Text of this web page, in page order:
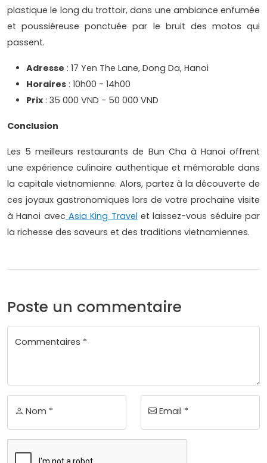
plastique le long du trottoir, dans une ambiance enfumée
et poussiéreuse ponctuée par le bruit des motos qui
passent.
Adresse : 17 Yen The Lane, Dong Da, Hanoi
Horaires : 10h00 - 14h00
Prix : 35 000 VND - 50 000 VND
Conclusion
Les 5 meilleurs restaurants de Bun Cha à Hanoi offrent
une expérience culinaire authentique et mémorable dans
la capitale vietnamienne. Alors, partez à la découverte de
ces joyaux gastronomiques lors de votre prochaine visite
à Hanoi avec Asia King Travel et laissez-vous séduire par
la richesse des saveurs et des traditions vietnamiennes.
Poste un commentaire
Commentaires *
Nom * Email *